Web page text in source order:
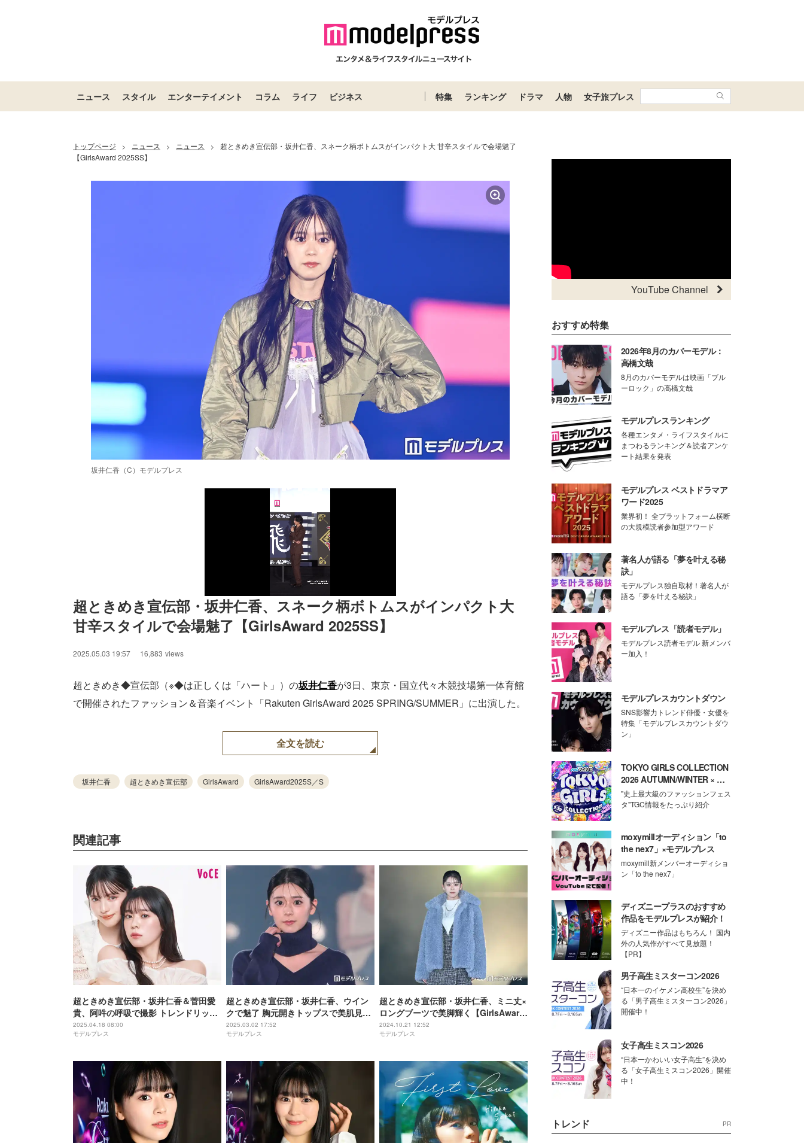
ニュース スタイル エンターテイメント コラム ライフ ビジネス 特集 ランキング ドラマ 人物 女子旅プレス
トップページ > ニュース > ニュース >
超ときめき宣伝部・坂井仁香、スネーク柄ボトムスがインパクト大 甘辛スタイルで会場魅了
【GirlsAward 2025SS】
坂井仁香（C）モデルプレス
超ときめき宣伝部・坂井仁香、スネーク柄ボトムスがインパクト大
甘辛スタイルで会場魅了【GirlsAward 2025SS】
2025.05.03 19:57 16,883 views
超ときめき◆宣伝部（※◆は正しくは「ハート」）の坂井仁香が3日、東京・国立代々木競技場第一体育館
で開催されたファッション＆音楽イベント「Rakuten GirlsAward 2025 SPRING/SUMMER」に出演した。
全文を読む
坂井仁香 超ときめき宣伝部 GirlsAward GirlsAward2025S／S
関連記事
超ときめき宣伝部・坂井仁香＆菅田愛
貴、阿吽の呼吸で撮影 トレンドリップ
メイク披露
2025.04.18 08:00
モデルプレス
超ときめき宣伝部・坂井仁香、ウイン
クで魅了 胸元開きトップスで美肌見せ
【関コレ2025S/S】
2025.03.02 17:52
モデルプレス
超ときめき宣伝部・坂井仁香、ミニ丈×
ロングブーツで美脚輝く【GirlsAward
2024AW】
2024.10.21 12:52
モデルプレス
YouTube Channel
おすすめ特集
2026年8月のカバーモデル：
高橋文哉
8月のカバーモデルは映画「ブル
ーロック」の高橋文哉
モデルプレスランキング
各種エンタメ・ライフスタイルに
まつわるランキング＆読者アンケ
ート結果を発表
モデルプレス ベストドラマア
ワード2025
業界初！ 全プラットフォーム横断
の大規模読者参加型アワード
著名人が語る「夢を叶える秘
訣」
モデルプレス独自取材！著名人が
語る「夢を叶える秘訣」
モデルプレス「読者モデル」
モデルプレス読者モデル 新メンバ
ー加入！
モデルプレスカウントダウン
SNS影響力トレンド俳優・女優を
特集「モデルプレスカウントダウ
ン」
TOKYO GIRLS COLLECTION
2026 AUTUMN/WINTER × モ
デルプレス
"史上最大級のファッションフェス
タ"TGC情報をたっぷり紹介
moxymillオーディション「to
the nex7」×モデルプレス
moxymill新メンバーオーディショ
ン「to the nex7」
ディズニープラスのおすすめ
作品をモデルプレスが紹介！
ディズニー作品はもちろん！ 国内
外の人気作がすべて見放題！
【PR】
男子高生ミスターコン2026
“日本一のイケメン高校生”を決め
る「男子高生ミスターコン2026」
開催中！
女子高生ミスコン2026
“日本一かわいい女子高生”を決め
る「女子高生ミスコン2026」開催
中！
トレンド PR